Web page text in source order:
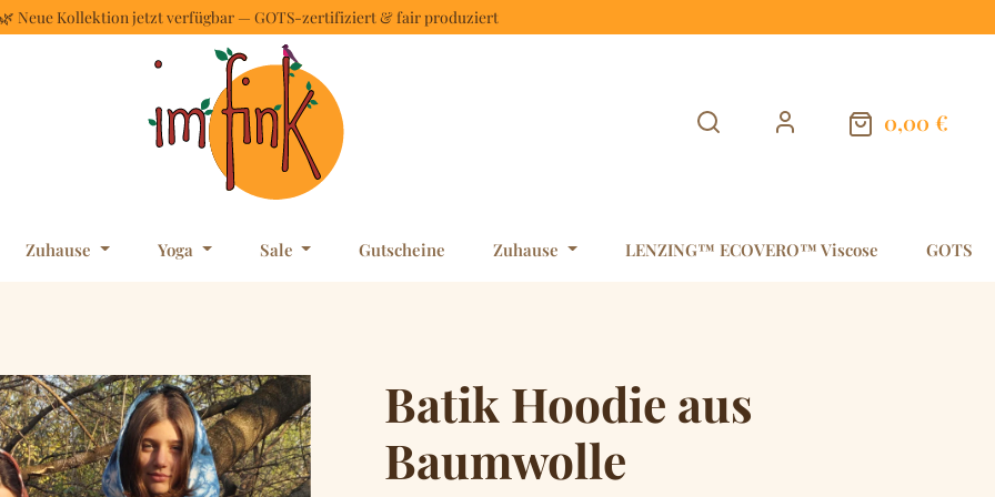
🌿 Neue Kollektion jetzt verfügbar — GOTS-zertifiziert & fair produziert
0,00 €
Warenkorb
Zuhause Yoga Sale Gutscheine Zuhause LENZING™ ECOVERO™ Viscose GOTS
Batik Hoodie aus
Baumwolle